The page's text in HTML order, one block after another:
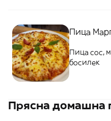
Пица
Пица сос,
босилек
Прясна домашна